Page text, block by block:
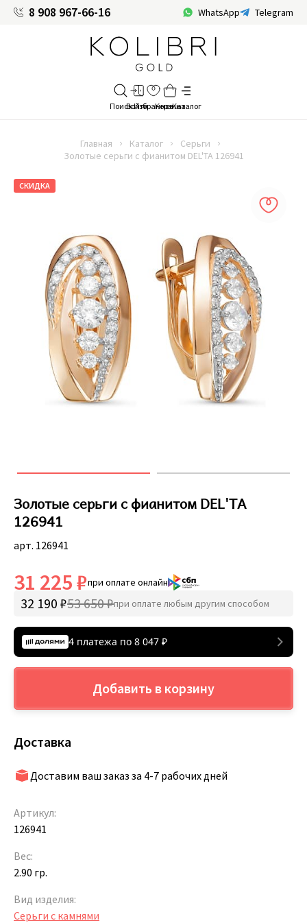
8 908 967-66-16 WhatsApp Telegram
Главная Каталог
Серьги
Золотые серьги с фианитом DEL'TA 126941
СКИДКА
Золотые серьги с фианитом DEL'TA
126941
арт. 126941
31 225 ₽при оплате онлайн
32 190 ₽53 650 ₽при оплате любым другим способом
4 платежа по 8 047 ₽
Добавить в корзину
Доставка
Доставим ваш заказ за 4-7 рабочих дней
Артикул:
126941
Вес:
2.90 гр.
Вид изделия:
Серьги с камнями